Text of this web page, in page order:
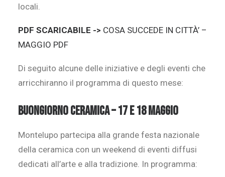
locali.
PDF SCARICABILE -> COSA SUCCEDE IN CITTÀ’ –
MAGGIO PDF
Di seguito alcune delle iniziative e degli eventi che
arricchiranno il programma di questo mese:
BUONGIORNO CERAMICA – 17 e 18 maggio
Montelupo partecipa alla grande festa nazionale
della ceramica con un weekend di eventi diffusi
dedicati all’arte e alla tradizione. In programma: